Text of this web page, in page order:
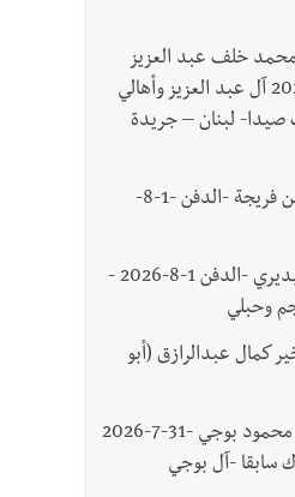
خلف عبد العزيز
والدفن الأحد 2-8-2026 آل عبد العزيز وأهالي
صيدا- لبنان – جريدة
وفاة الحاج زكي حسن فريجة -الدفن -1-8-
وفاة بدرية يوسف بديري -الدفن 1-8-2026 -
وحبلي
كمال عبدالرازق (أبو
وفاة الحاج مصطفى محمود بوجي -31-7-2026
سابقا -آل بوجي